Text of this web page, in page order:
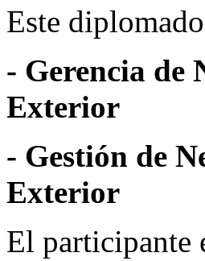
Este
- Gerencia de
Exterior
- Gestión de
Exterior
El participante